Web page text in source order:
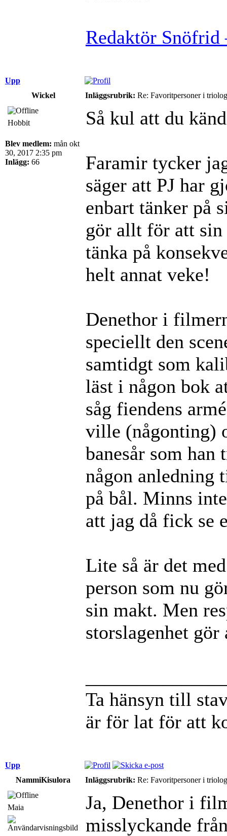
Redaktör
Upp
Wickel
Inläggsrubrik: Re: Favoritpersoner i
Hobbit
Blev medlem: mån okt
30, 2017 2:35 pm
Inlägg: 66
Så kul att du
Faramir tycker
säger att PJ har
enbart tänker på
gör allt för att sin
tänka på
helt annat veke!
Denethor i
speciellt den
samtidgt som
läst i någon bok
såg fiendens
ville (någonting)
banesår som han
någon anledning
på bål. Minns
att jag då fick se
Lite så är det
person som nu
sin makt. Men
storslagenhet
Ta hänsyn till
är för lat för att
Upp
NammiKisulora
Inläggsrubrik: Re: Favoritpersoner i
Maia
Ja, Denethor i
misslyckande